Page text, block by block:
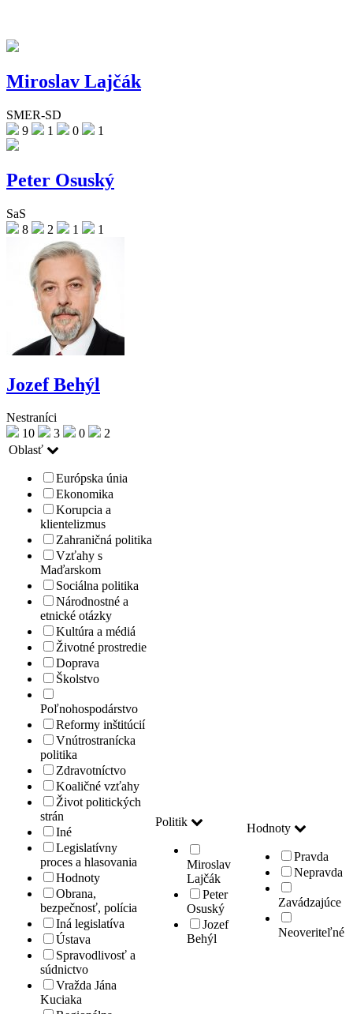
Miroslav Lajčák
SMER-SD
9
1 0 1
Peter Osuský
SaS
8
2 1 1
Jozef Behýl
Nestraníci
10
3 0
2
Oblasť
Európska únia
Ekonomika
Korupcia a
klientelizmus
Zahraničná politika
Vzťahy s
Maďarskom
Sociálna politika
Národnostné a
etnické otázky
Kultúra a médiá
Životné prostredie
Doprava
Školstvo
Poľnohospodárstvo
Reformy inštitúcií
Vnútrostranícka
politika
Zdravotníctvo
Koaličné vzťahy
Život politických
strán
Iné
Legislatívny
proces a hlasovania
Hodnoty
Obrana,
bezpečnosť, polícia
Iná legislatíva
Ústava
Spravodlivosť a
súdnictvo
Vražda Jána
Kuciaka
Politik
Miroslav
Lajčák
Peter
Osuský
Jozef
Behýl
Hodnoty
Pravda
Nepravda
Zavádzajúce
Neoveriteľné